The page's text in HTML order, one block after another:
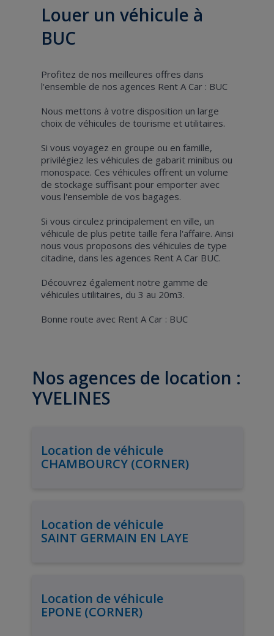
Louer un véhicule à
BUC
Profitez de nos meilleures offres dans
l'ensemble de nos agences Rent A Car : BUC
Nous mettons à votre disposition un large
choix de véhicules de tourisme et utilitaires.
Si vous voyagez en groupe ou en famille,
privilégiez les véhicules de gabarit minibus ou
monospace. Ces véhicules offrent un volume
de stockage suffisant pour emporter avec
vous l'ensemble de vos bagages.
Si vous circulez principalement en ville, un
véhicule de plus petite taille fera l'affaire. Ainsi
nous vous proposons des véhicules de type
citadine, dans les agences Rent A Car BUC.
Découvrez également notre gamme de
véhicules utilitaires, du 3 au 20m3.
Bonne route avec Rent A Car : BUC
Nos agences de location :
YVELINES
Location de véhicule
CHAMBOURCY (CORNER)
Location de véhicule
SAINT GERMAIN EN LAYE
Location de véhicule
EPONE (CORNER)